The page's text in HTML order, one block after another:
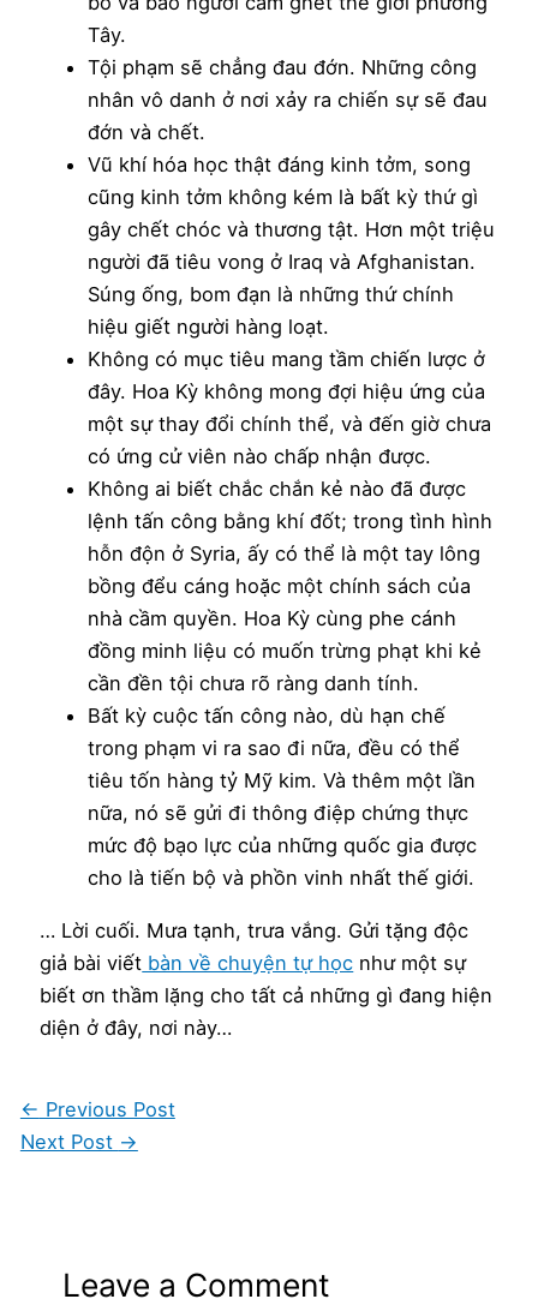
Tây.
Tội phạm sẽ chẳng đau đớn. Những công
nhân vô danh ở nơi xảy ra chiến sự sẽ đau
đớn và chết.
Vũ khí hóa học thật đáng kinh tởm, song
cũng kinh tởm không kém là bất kỳ thứ gì
gây chết chóc và thương tật. Hơn một triệu
người đã tiêu vong ở Iraq và Afghanistan.
Súng ống, bom đạn là những thứ chính
hiệu giết người hàng loạt.
Không có mục tiêu mang tầm chiến lược ở
đây. Hoa Kỳ không mong đợi hiệu ứng của
một sự thay đổi chính thể, và đến giờ chưa
có ứng cử viên nào chấp nhận được.
Không ai biết chắc chắn kẻ nào đã được
lệnh tấn công bằng khí đốt; trong tình hình
hỗn độn ở Syria, ấy có thể là một tay lông
bồng đểu cáng hoặc một chính sách của
nhà cầm quyền. Hoa Kỳ cùng phe cánh
đồng minh liệu có muốn trừng phạt khi kẻ
cần đền tội chưa rõ ràng danh tính.
Bất kỳ cuộc tấn công nào, dù hạn chế
trong phạm vi ra sao đi nữa, đều có thể
tiêu tốn hàng tỷ Mỹ kim. Và thêm một lần
nữa, nó sẽ gửi đi thông điệp chứng thực
mức độ bạo lực của những quốc gia được
cho là tiến bộ và phồn vinh nhất thế giới.
… Lời cuối. Mưa tạnh, trưa vắng. Gửi tặng độc
giả bài viết bàn về chuyện tự học như một sự
biết ơn thầm lặng cho tất cả những gì đang hiện
diện ở đây, nơi này…
← Previous Post
Next Post →
Leave a Comment